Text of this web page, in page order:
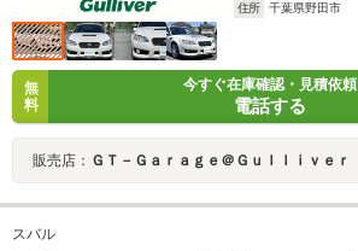
住所
千葉県野田市
無
料
今すぐ在庫確認・見積依頼
電話する
販売店： ＧＴ－Ｇａｒａｇｅ＠Ｇｕｌｌｉｖｅｒ
スバル